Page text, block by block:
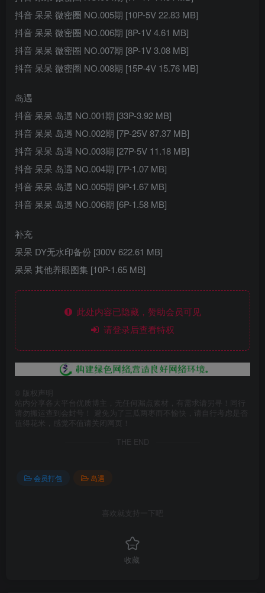
抖音 呆呆 微密圈 NO.005期 [10P-5V 22.83 MB]
抖音 呆呆 微密圈 NO.006期 [8P-1V 4.61 MB]
抖音 呆呆 微密圈 NO.007期 [8P-1V 3.08 MB]
抖音 呆呆 微密圈 NO.008期 [15P-4V 15.76 MB]
岛遇
抖音 呆呆 岛遇 NO.001期 [33P-3.92 MB]
抖音 呆呆 岛遇 NO.002期 [7P-25V 87.37 MB]
抖音 呆呆 岛遇 NO.003期 [27P-5V 11.18 MB]
抖音 呆呆 岛遇 NO.004期 [7P-1.07 MB]
抖音 呆呆 岛遇 NO.005期 [9P-1.67 MB]
抖音 呆呆 岛遇 NO.006期 [6P-1.58 MB]
补充
呆呆 DY无水印备份 [300V 622.61 MB]
呆呆 其他养眼图集 [10P-1.65 MB]
此处内容已隐藏，赞助会员可见
请登录后查看特权
版权声明
站内分享各大平台优质博主，无任何漏点素材，有需求请另寻！同行
请勿搬运查到会封号！ 避免为了三瓜两枣而不愉快，请自行考虑是否
值得花米，感觉不值请关闭网页！
THE END
会员打包 岛遇
喜欢就支持一下吧
收藏